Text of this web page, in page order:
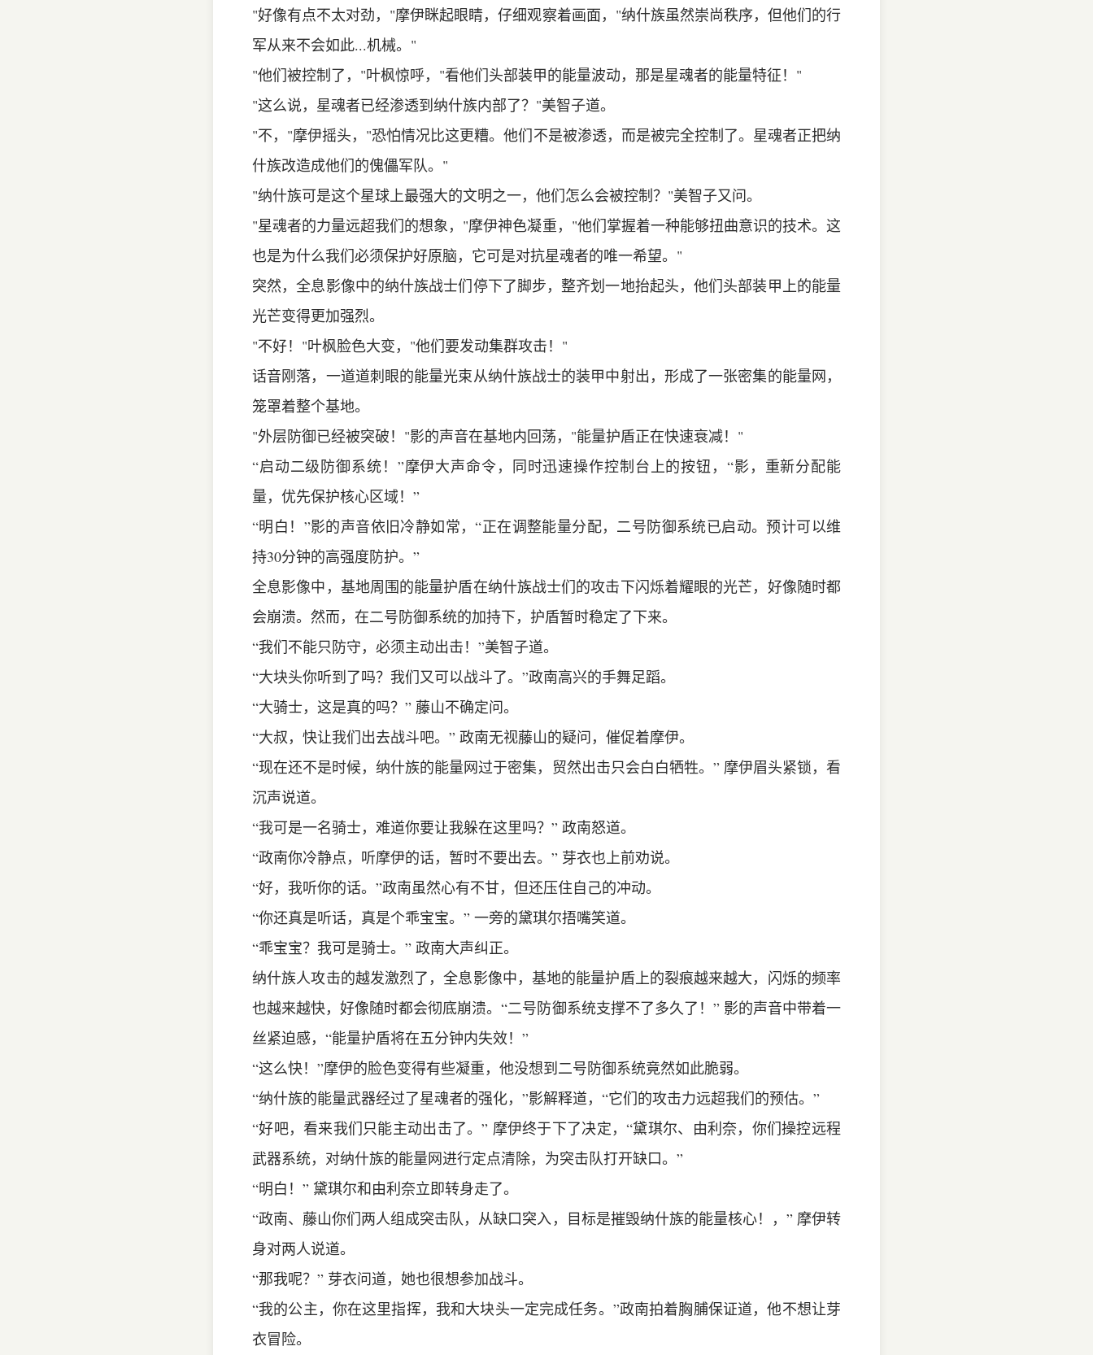
"好像有点不太对劲，"摩伊眯起眼睛，仔细观察着画面，"纳什族虽然崇尚秩序，但他们的行
军从来不会如此...机械。"
"他们被控制了，"叶枫惊呼，"看他们头部装甲的能量波动，那是星魂者的能量特征！"
"这么说，星魂者已经渗透到纳什族内部了？"美智子道。
"不，"摩伊摇头，"恐怕情况比这更糟。他们不是被渗透，而是被完全控制了。星魂者正把纳
什族改造成他们的傀儡军队。"
"纳什族可是这个星球上最强大的文明之一，他们怎么会被控制？"美智子又问。
"星魂者的力量远超我们的想象，"摩伊神色凝重，"他们掌握着一种能够扭曲意识的技术。这
也是为什么我们必须保护好原脑，它可是对抗星魂者的唯一希望。"
突然，全息影像中的纳什族战士们停下了脚步，整齐划一地抬起头，他们头部装甲上的能量
光芒变得更加强烈。
"不好！"叶枫脸色大变，"他们要发动集群攻击！"
话音刚落，一道道刺眼的能量光束从纳什族战士的装甲中射出，形成了一张密集的能量网，
笼罩着整个基地。
"外层防御已经被突破！"影的声音在基地内回荡，"能量护盾正在快速衰减！"
“启动二级防御系统！”摩伊大声命令，同时迅速操作控制台上的按钮，“影，重新分配能
量，优先保护核心区域！”
“明白！”影的声音依旧冷静如常，“正在调整能量分配，二号防御系统已启动。预计可以维
持30分钟的高强度防护。”
全息影像中，基地周围的能量护盾在纳什族战士们的攻击下闪烁着耀眼的光芒，好像随时都
会崩溃。然而，在二号防御系统的加持下，护盾暂时稳定了下来。
“我们不能只防守，必须主动出击！”美智子道。
“大块头你听到了吗？我们又可以战斗了。”政南高兴的手舞足蹈。
“大骑士，这是真的吗？” 藤山不确定问。
“大叔，快让我们出去战斗吧。” 政南无视藤山的疑问，催促着摩伊。
“现在还不是时候，纳什族的能量网过于密集，贸然出击只会白白牺牲。” 摩伊眉头紧锁，看
沉声说道。
“我可是一名骑士，难道你要让我躲在这里吗？” 政南怒道。
“政南你冷静点，听摩伊的话，暂时不要出去。” 芽衣也上前劝说。
“好，我听你的话。”政南虽然心有不甘，但还压住自己的冲动。
“你还真是听话，真是个乖宝宝。” 一旁的黛琪尔捂嘴笑道。
“乖宝宝？我可是骑士。” 政南大声纠正。
纳什族人攻击的越发激烈了，全息影像中，基地的能量护盾上的裂痕越来越大，闪烁的频率
也越来越快，好像随时都会彻底崩溃。“二号防御系统支撑不了多久了！” 影的声音中带着一
丝紧迫感，“能量护盾将在五分钟内失效！”
“这么快！”摩伊的脸色变得有些凝重，他没想到二号防御系统竟然如此脆弱。
“纳什族的能量武器经过了星魂者的强化，”影解释道，“它们的攻击力远超我们的预估。”
“好吧，看来我们只能主动出击了。” 摩伊终于下了决定，“黛琪尔、由利奈，你们操控远程
武器系统，对纳什族的能量网进行定点清除，为突击队打开缺口。”
“明白！” 黛琪尔和由利奈立即转身走了。
“政南、藤山你们两人组成突击队，从缺口突入，目标是摧毁纳什族的能量核心！，” 摩伊转
身对两人说道。
“那我呢？” 芽衣问道，她也很想参加战斗。
“我的公主，你在这里指挥，我和大块头一定完成任务。”政南拍着胸脯保证道，他不想让芽
衣冒险。